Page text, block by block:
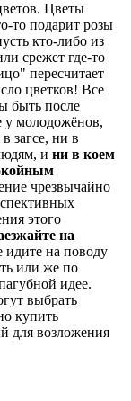
Цветы
то подарит розы
кто-либо из
срежет где-то
пересчитает
цветков! Все
быть после
у молодожёнов,
загсе, ни в
и ни в коем
чрезвычайно
этого
на
идите на поводу
или же по
идее.
выбрать
купить
для возложения